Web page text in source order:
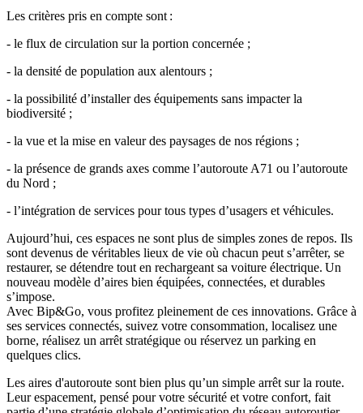
Les critères pris en compte sont :
- le flux de circulation sur la portion concernée ;
- la densité de population aux alentours ;
- la possibilité d’installer des équipements sans impacter la
biodiversité ;
- la vue et la mise en valeur des paysages de nos régions ;
- la présence de grands axes comme l’autoroute A71 ou l’autoroute
du Nord ;
- l’intégration de services pour tous types d’usagers et véhicules.
Aujourd’hui, ces espaces ne sont plus de simples zones de repos. Ils
sont devenus de véritables lieux de vie où chacun peut s’arrêter, se
restaurer, se détendre tout en rechargeant sa voiture électrique. Un
nouveau modèle d’aires bien équipées, connectées, et durables
s’impose.
Avec Bip&Go, vous profitez pleinement de ces innovations. Grâce à
ses services connectés, suivez votre consommation, localisez une
borne, réalisez un arrêt stratégique ou réservez un parking en
quelques clics.
Les aires d'autoroute sont bien plus qu’un simple arrêt sur la route.
Leur espacement, pensé pour votre sécurité et votre confort, fait